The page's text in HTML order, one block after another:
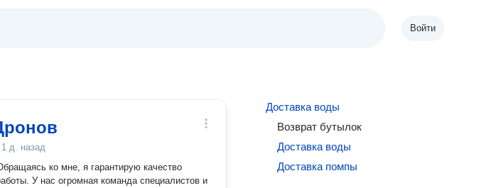
Войти
1 д. назад
ко мне, я гарантирую качество
У нас огромная команда специалистов и
Доставка воды
Возврат бутылок
Доставка воды
Доставка помпы